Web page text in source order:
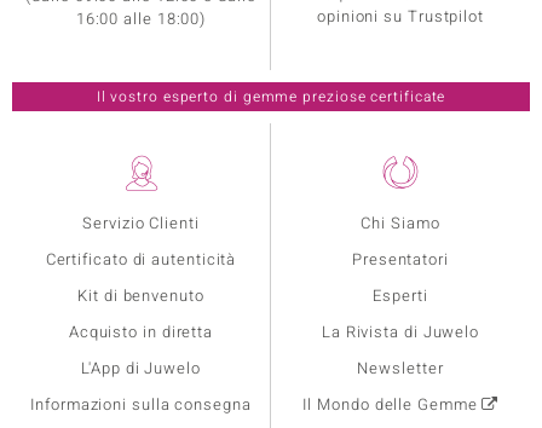
Servizio Clienti
Certificato di autenticità
Kit di benvenuto
Acquisto in diretta
L'App di Juwelo
Informazioni sulla consegna
Chi Siamo
Presentatori
Esperti
La Rivista di Juwelo
Newsletter
Il Mondo delle Gemme
16:00 alle 18:00)
opinioni su Trustpilot
Il vostro esperto di gemme preziose certificate